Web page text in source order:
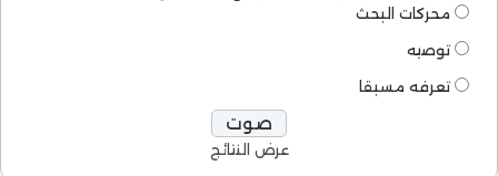
محركات البحث
توصيه
تعرفه مسبقا
عرض النتائج